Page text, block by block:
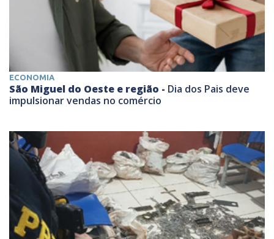
ECONOMIA
São Miguel do Oeste e região - Dia dos Pais deve
impulsionar vendas no comércio